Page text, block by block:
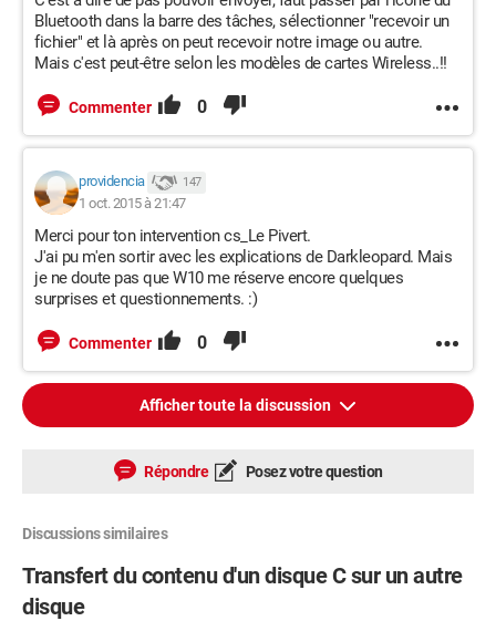
Bluetooth dans la barre des tâches, sélectionner "recevoir un
fichier" et là après on peut recevoir notre image ou autre.
Mais c'est peut-être selon les modèles de cartes Wireless..!!
Commenter 0
providencia 147
1 oct. 2015 à 21:47
Merci pour ton intervention cs_Le Pivert.
J'ai pu m'en sortir avec les explications de Darkleopard. Mais
je ne doute pas que W10 me réserve encore quelques
surprises et questionnements. :)
Commenter 0
Afficher toute la discussion
Répondre Posez votre question
Discussions similaires
Transfert du contenu d'un disque C sur un autre
disque